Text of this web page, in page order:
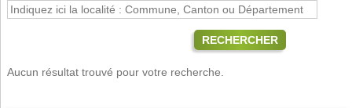
RECHERCHER
Aucun résultat trouvé pour votre recherche.